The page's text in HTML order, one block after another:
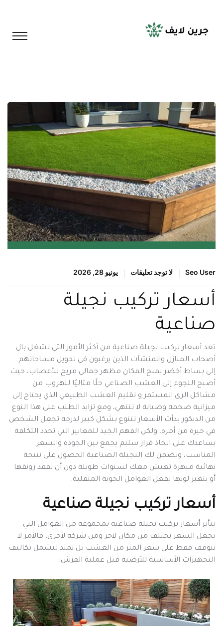
Seo User لا توجد تعليقات يونيو 28, 2026
أسعار تركيب نجيلة
صناعية
تعد أسعار تركيب نجيلة صناعية من أكثر الأمور التي تشغل بال
أصحاب المنازل والمنشآت الذين يرغبون في تحويل مساحاتهم
إلى بساط أخضر يمنح المكان مظهر جمالي مريح للأعصاب، حيث
أصبح اللجوء إلى العشب الصناعي حلًا مثاليًا للهروب من
مشاكل الري المستمر و تقليم العشب الطبيعي الذي يحتاج إلى
ميزانية ضخمة وصيانة لا تنتهي، ومع تزايد الطلب على هذا النوع
من الديكور بدأت الأسعار تتنوع بشكل كبير لدرجة تجعل الشخص
في حيرة من أمره، ولكن الفهم الجيد للمعايير التي تحدد التكلفة
يساعدك على اتخاذ قرار سليم يجمع بين الجودة والسعر
المناسب، وتضمن لك النجيلة الصناعية الحصول على نتيجة
نهائية مبهرة تعيش معك لسنوات طويلة دون أن تفقد رونقها
أو يتغير لونها بفعل العوامل الجوية المتقلبة.
أسعار تركيب نجيلة صناعية
تتأثر أسعار تركيب نجيلة صناعية بمجموعة من العوامل التي
تجعل السعر يختلف من مكان لآخر ومن شركة لأخرى، فالأمر لا
يتوقف فقط على سعر المتر من العشب بل يمتد ليشمل تكاليف
التجهيزات الأساسية للأرضية قبل عملية الفرش: